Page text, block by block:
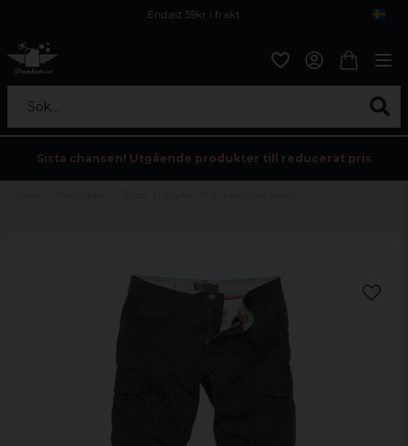
Endast 59kr i frakt
Sök...
Sista chansen! Utgående produkter till reducerat pris